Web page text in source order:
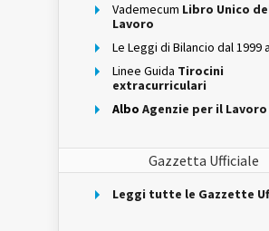
Vademecum Libro Unico
Lavoro
Le Leggi di Bilancio dal 1999
Linee Guida Tirocini
extracurriculari
Albo Agenzie per il Lavoro
Gazzetta Ufficiale
Leggi tutte le Gazzette